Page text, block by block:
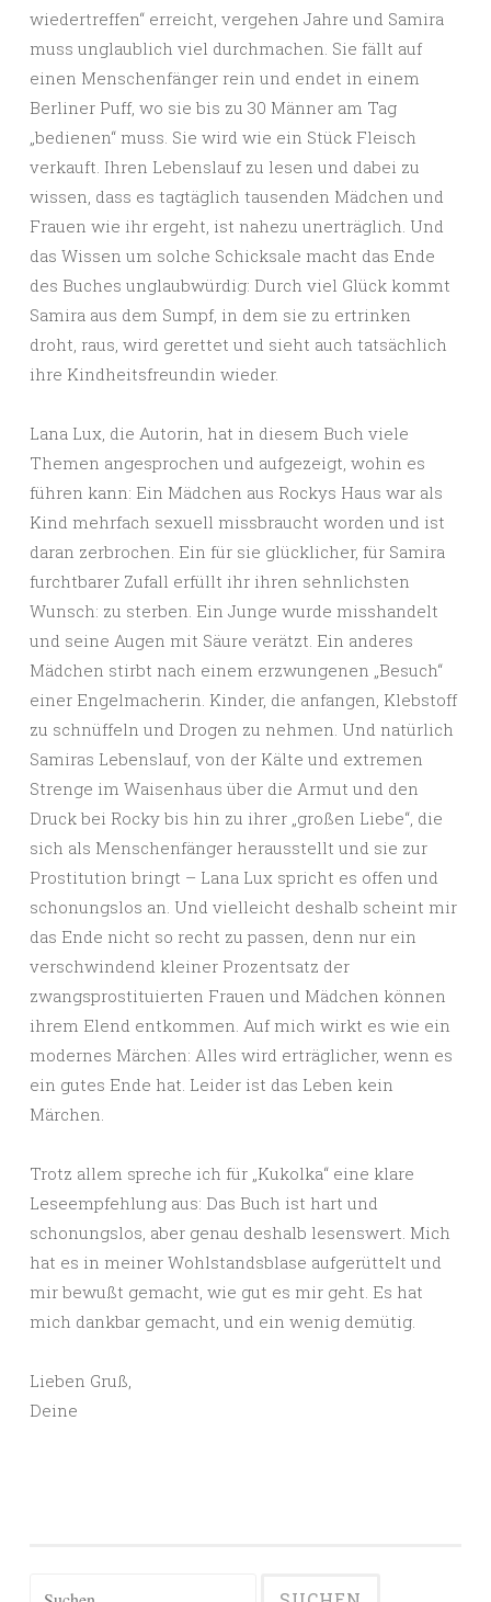
wiedertreffen“ erreicht, vergehen Jahre und Samira
muss unglaublich viel durchmachen. Sie fällt auf
einen Menschenfänger rein und endet in einem
Berliner Puff, wo sie bis zu 30 Männer am Tag
„bedienen“ muss. Sie wird wie ein Stück Fleisch
verkauft. Ihren Lebenslauf zu lesen und dabei zu
wissen, dass es tagtäglich tausenden Mädchen und
Frauen wie ihr ergeht, ist nahezu unerträglich. Und
das Wissen um solche Schicksale macht das Ende
des Buches unglaubwürdig: Durch viel Glück kommt
Samira aus dem Sumpf, in dem sie zu ertrinken
droht, raus, wird gerettet und sieht auch tatsächlich
ihre Kindheitsfreundin wieder.
Lana Lux, die Autorin, hat in diesem Buch viele
Themen angesprochen und aufgezeigt, wohin es
führen kann: Ein Mädchen aus Rockys Haus war als
Kind mehrfach sexuell missbraucht worden und ist
daran zerbrochen. Ein für sie glücklicher, für Samira
furchtbarer Zufall erfüllt ihr ihren sehnlichsten
Wunsch: zu sterben. Ein Junge wurde misshandelt
und seine Augen mit Säure verätzt. Ein anderes
Mädchen stirbt nach einem erzwungenen „Besuch“
einer Engelmacherin. Kinder, die anfangen, Klebstoff
zu schnüffeln und Drogen zu nehmen. Und natürlich
Samiras Lebenslauf, von der Kälte und extremen
Strenge im Waisenhaus über die Armut und den
Druck bei Rocky bis hin zu ihrer „großen Liebe“, die
sich als Menschenfänger herausstellt und sie zur
Prostitution bringt – Lana Lux spricht es offen und
schonungslos an. Und vielleicht deshalb scheint mir
das Ende nicht so recht zu passen, denn nur ein
verschwindend kleiner Prozentsatz der
zwangsprostituierten Frauen und Mädchen können
ihrem Elend entkommen. Auf mich wirkt es wie ein
modernes Märchen: Alles wird erträglicher, wenn es
ein gutes Ende hat. Leider ist das Leben kein
Märchen.
Trotz allem spreche ich für „Kukolka“ eine klare
Leseempfehlung aus: Das Buch ist hart und
schonungslos, aber genau deshalb lesenswert. Mich
hat es in meiner Wohlstandsblase aufgerüttelt und
mir bewußt gemacht, wie gut es mir geht. Es hat
mich dankbar gemacht, und ein wenig demütig.
Lieben Gruß,
Deine
Suchen